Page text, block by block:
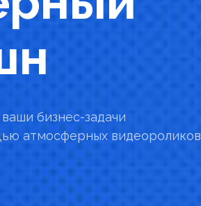
бизнес-задачи
атмосферных видеороликов